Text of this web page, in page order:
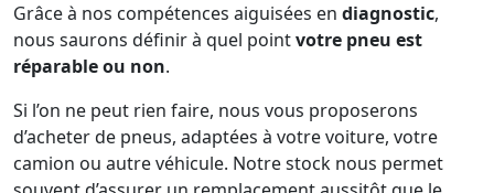
Grâce à nos compétences aiguisées en diagnostic,
nous saurons définir à quel pointvotre pneu est
réparable ou non.
Si l’on ne peut rien faire, nous vous proposerons
d’acheter de pneus, adaptées à votre voiture, votre
camion ou autre véhicule. Notre stock nous permet